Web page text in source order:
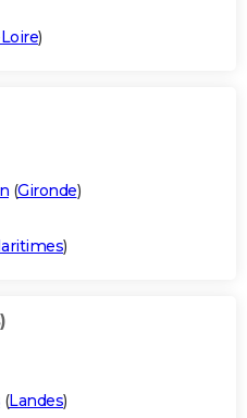
)
(Gironde)
)
(Landes)